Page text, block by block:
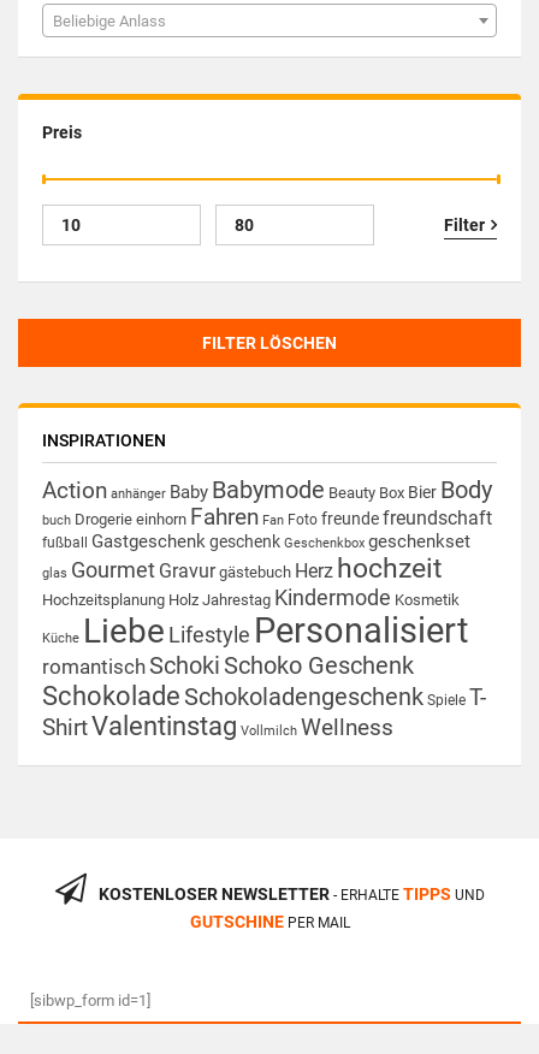
Beliebige Anlass
Preis
Filter
FILTER LÖSCHEN
INSPIRATIONEN
Action anhänger Baby Babymode Beauty Box Bier Body
buch Drogerie einhorn Fahren Fan Foto freundefreundschaft
fußball Gastgeschenkgeschenk Geschenkbox geschenkset
glas Gourmet Gravur gästebuch Herz hochzeit
Hochzeitsplanung Holz Jahrestag Kindermode Kosmetik
Küche Liebe Lifestyle Personalisiert
romantisch Schoki Schoko Geschenk
Schokolade Schokoladengeschenk Spiele T-
ShirtValentinstag Vollmilch Wellness
KOSTENLOSER NEWSLETTER- ERHALTE TIPPS UND
GUTSCHINEPER MAIL
[sibwp_form id=1]